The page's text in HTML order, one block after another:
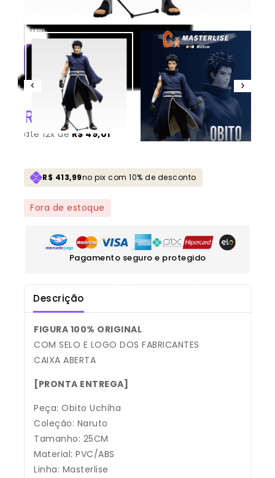
Não sei meu CEP
R$ 459,99
até 12x de R$ 49,01
R$ 413,99no pix com 10% de desconto
Fora de estoque
Pagamento seguro e protegido
Descrição
FIGURA 100% ORIGINAL
COM SELO E LOGO DOS FABRICANTES
CAIXA ABERTA
[PRONTA ENTREGA]
Peça: Obito Uchiha
Coleção: Naruto
Tamanho: 25CM
Material: PVC/ABS
Linha: Masterlise